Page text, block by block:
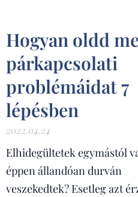
Hogyan oldd
párkapcsolati
problémáidat 7
lépésben
2022.04.24
Elhidegültetek egymástól
éppen állandóan durván
veszekedtek? Esetleg azt